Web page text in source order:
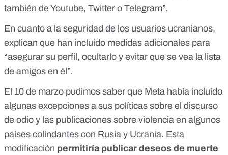
también de Youtube, Twitter o Telegram”.
En cuanto a la seguridad de los usuarios ucranianos,
explican que han incluido medidas adicionales para
“asegurar su perfil, ocultarlo y evitar que se vea la lista
de amigos en él”.
El 10 de marzo pudimos saber que Meta había incluido
algunas excepciones a sus políticas sobre el discurso
de odio y las publicaciones sobre violencia en algunos
países colindantes con Rusia y Ucrania. Esta
modificación permitiría publicar deseos de muerte